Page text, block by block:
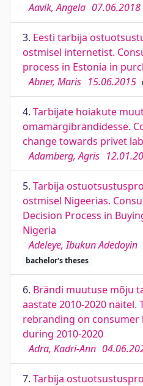
Aavik, Angela 07.06.2018
3. Eesti tarbija
ostmisel internetist.
process in Estonia in
Abner, Maris 15.06.2015
4. Tarbijate hoiakute
omamärgibrändidesse.
change towards privet
Adamberg, Agris
5. Tarbija
ostmisel Nigeerias.
Decision Process in
Nigeria
Adeleye, Ibukun Adedoyin
bachelor's theses
6. Brändi muutuse mõju
aastate 2010-2020 näitel.
rebranding on consumer
during 2010-2020
Adra, Kadri-Ann
7. Tarbija